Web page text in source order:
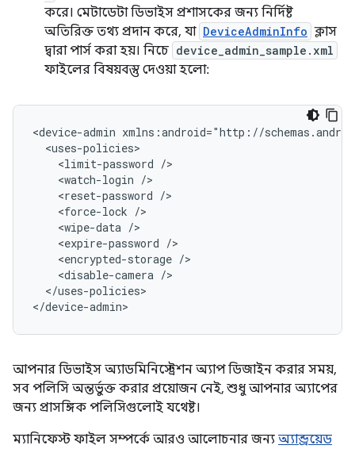
করে। মেটাডেটা ডিভাইস প্রশাসকের জন্য নির্দিষ্ট
অতিরিক্ত তথ্য প্রদান করে, যা DeviceAdminInfo ক্লাস
দ্বারা পার্স করা হয়। নিচে device_admin_sample.xml
ফাইলের বিষয়বস্তু দেওয়া হলো:
<device-admin
<limit-password
<watch-login
<reset-password
<force-lock
<wipe-data
<expire-password
<encrypted-storage
<disable-camera
</uses-policies>
</device-admin>
আপনার ডিভাইস অ্যাডমিনিস্ট্রেশন অ্যাপ ডিজাইন করার সময়,
সব পলিসি অন্তর্ভুক্ত করার প্রয়োজন নেই, শুধু আপনার অ্যাপের
জন্য প্রাসঙ্গিক পলিসিগুলোই যথেষ্ট।
ম্যানিফেস্ট ফাইল সম্পর্কে আরও আলোচনার জন্য অ্যান্ড্রয়েড